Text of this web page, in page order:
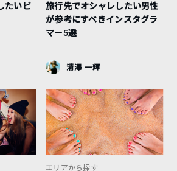
たいビ
旅行先でオシャレしたい男性
が参考にすべきインスタグラ
マー5選
清澤 一輝
エリアから探す